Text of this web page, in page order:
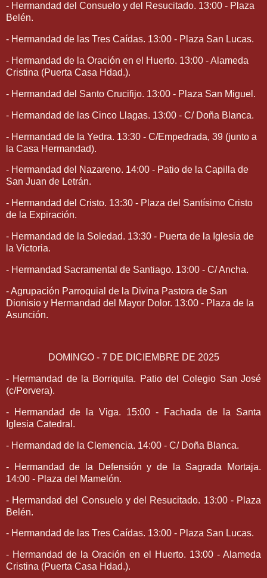
- Hermandad del Consuelo y del Resucitado. 13:00 - Plaza
Belén.
- Hermandad de las Tres Caídas. 13:00 - Plaza San Lucas.
- Hermandad de la Oración en el Huerto. 13:00 - Alameda
Cristina (Puerta Casa Hdad.).
- Hermandad del Santo Crucifijo. 13:00 - Plaza San Miguel.
- Hermandad de las Cinco Llagas. 13:00 - C/ Doña Blanca.
- Hermandad de la Yedra. 13:30 - C/Empedrada, 39 (junto a
la Casa Hermandad).
- Hermandad del Nazareno. 14:00 - Patio de la Capilla de
San Juan de Letrán.
- Hermandad del Cristo. 13:30 - Plaza del Santísimo Cristo
de la Expiración.
- Hermandad de la Soledad. 13:30 - Puerta de la Iglesia de
la Victoria.
- Hermandad Sacramental de Santiago. 13:00 - C/ Ancha.
- Agrupación Parroquial de la Divina Pastora de San
Dionisio y Hermandad del Mayor Dolor. 13:00 - Plaza de la
Asunción.
DOMINGO - 7 DE DICIEMBRE DE 2025
- Hermandad de la Borriquita. Patio del Colegio San José
(c/Porvera).
- Hermandad de la Viga. 15:00 - Fachada de la Santa
Iglesia Catedral.
- Hermandad de la Clemencia. 14:00 - C/ Doña Blanca.
- Hermandad de la Defensión y de la Sagrada Mortaja.
14:00 - Plaza del Mamelón.
- Hermandad del Consuelo y del Resucitado. 13:00 - Plaza
Belén.
- Hermandad de las Tres Caídas. 13:00 - Plaza San Lucas.
- Hermandad de la Oración en el Huerto. 13:00 - Alameda
Cristina (Puerta Casa Hdad.).